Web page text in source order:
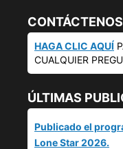
CONTÁCTENOS
HAGA CLIC AQUÍ
CUALQUIER
ÚLTIMAS
Publicado el
Lone Star 2026.